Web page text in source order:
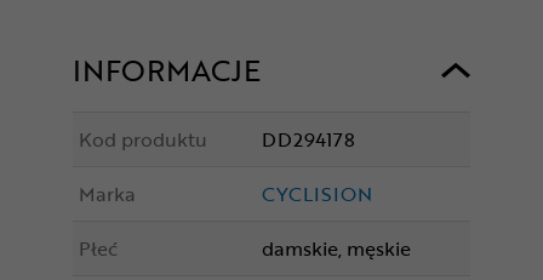
INFORMACJE
Kod produktu
DD294178
Marka
CYCLISION
Płeć
damskie, męskie